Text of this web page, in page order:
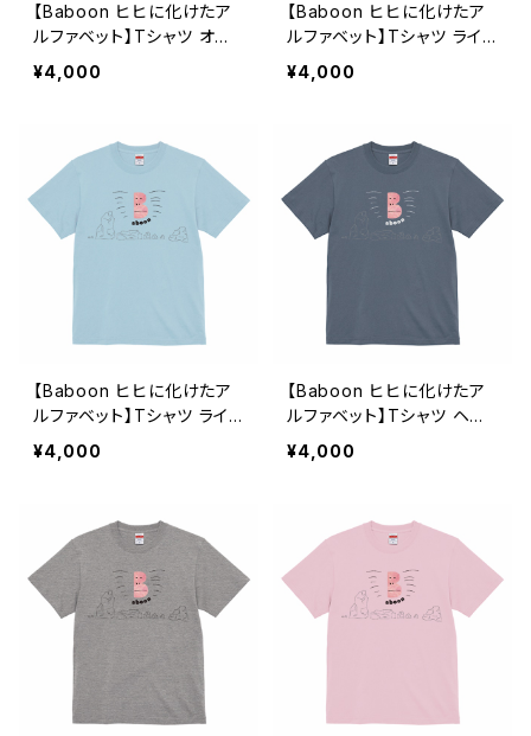
【Baboon ヒヒに化けたア
ルファベット】Tシャツ オー
トミール ユニセックス
¥4,000
【Baboon ヒヒに化けたア
ルファベット】Tシャツ ライト
イエロー ユニセックス
¥4,000
【Baboon ヒヒに化けたア
ルファベット】Tシャツ ライト
ブルー ユニセックス
¥4,000
【Baboon ヒヒに化けたア
ルファベット】Tシャツ ヘイ
ジーネイビー ユニセックス
¥4,000